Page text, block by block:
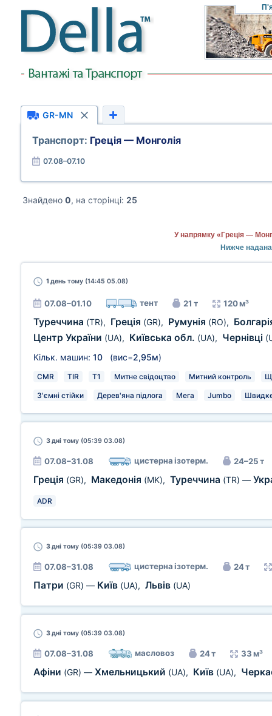
GR-MN
Транспорт: Греція — Монголія
07.08–07.10
Знайдено 0, на сторінці: 25
У напрямку «Греція —
Нижче надана
1 день тому (14:45 05.08)
07.08–01.10 тент 21 т 120 м³
Туреччина (TR), Греція (GR), Румунія (RO),
Центр України (UA), Київська обл. (UA), Чернівці
Кільк. машин: 10 (вис=2,95м)
CMR TIR T1 Митне свідоцтво Митний контроль
З'ємні стійки Дерев'яна підлога Мега Jumbo
3 дні тому (05:39 03.08)
07.08–31.08 цистерна ізотерм. 24–25 т
Греція (GR), Македонія (MK), Туреччина (TR) —
ADR
3 дні тому (05:39 03.08)
07.08–31.08 цистерна ізотерм. 24 т
Патри (GR) — Київ (UA), Львів (UA)
3 дні тому (05:39 03.08)
07.08–31.08 масловоз 24 т 33 м³
Афіни (GR) — Хмельницький (UA), Київ (UA),